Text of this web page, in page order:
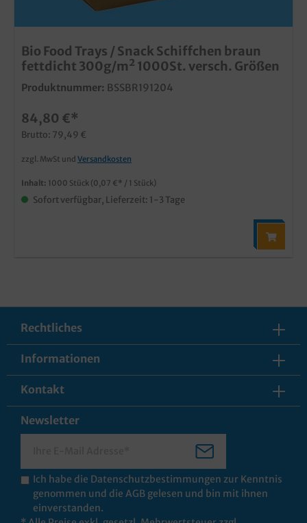
Bio Food Trays / Snack Schiffchen braun
fettdicht 300g/m² 1000St. versch. Größen
Produktnummer: BSSBR191204
84,80 €*
Brutto: 79,49 €
zzgl. MwSt und Versandkosten
Inhalt: 1000 Stück (0,07 €* / 1 Stück)
Sofort verfügbar, Lieferzeit: 1-3 Tage
Rechtliches
Informationen
Kontakt
Newsletter
Ich habe die Datenschutzbestimmungen zur Kenntnis
genommen und die AGB gelesen und bin mit ihnen
einverstanden.